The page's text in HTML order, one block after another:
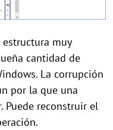
estructura muy
cantidad de
La corrupción
por la que una
Puede reconstruir el